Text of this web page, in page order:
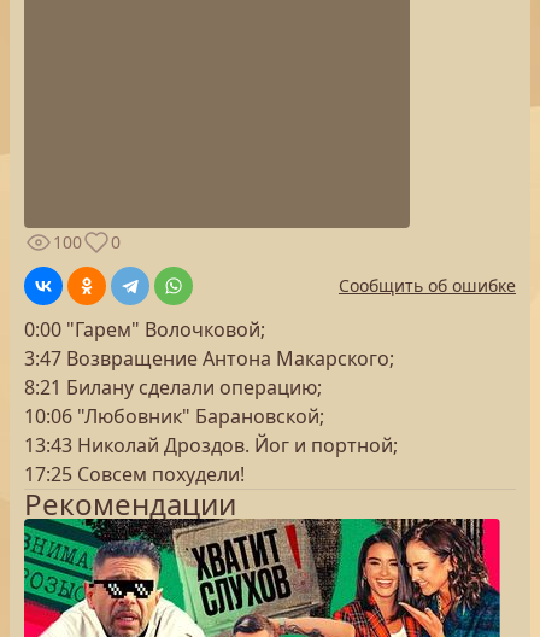
100
0
Сообщить об ошибке
0:00 "Гарем" Волочковой;
3:47 Возвращение Антона Макарского;
8:21 Билану сделали операцию;
10:06 "Любовник" Барановской;
13:43 Николай Дроздов. Йог и портной;
17:25 Совсем похудели!
Рекомендации